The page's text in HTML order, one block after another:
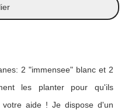
2 "immensee" blanc et 2
les planter pour qu'ils
aide ! Je dispose d'un